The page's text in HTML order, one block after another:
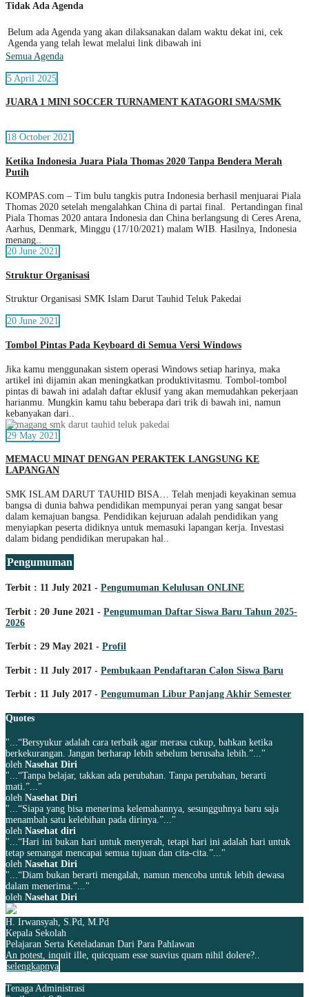
Tidak Ada Agenda
Belum ada Agenda yang akan dilaksanakan dalam waktu dekat ini, cek
Agenda yang telah lewat melalui link dibawah ini
Semua Agenda
5 April 2025
JUARA 1 MINI SOCCER TURNAMENT KATAGORI SMA/SMK
18 October 2021
Ketika Indonesia Juara Piala Thomas 2020 Tanpa Bendera Merah
Putih
KOMPAS.com – Tim bulu tangkis putra Indonesia berhasil menjuarai Piala
Thomas 2020 setelah mengalahkan China di partai final. Pertandingan final
Piala Thomas 2020 antara Indonesia dan China berlangsung di Ceres Arena,
Aarhus, Denmark, Minggu (17/10/2021) malam WIB. Hasilnya, Indonesia
menang..
20 June 2021
Struktur Organisasi
Struktur Organisasi SMK Islam Darut Tauhid Teluk Pakedai
20 June 2021
Tombol Pintas Pada Keyboard di Semua Versi Windows
Jika kamu menggunakan sistem operasi Windows setiap harinya, maka
artikel ini dijamin akan meningkatkan produktivitasmu. Tombol-tombol
pintas di bawah ini adalah daftar eklusif yang akan memudahkan pekerjaan
harianmu. Mungkin kamu tahu beberapa dari trik di bawah ini, namun
kebanyakan dari..
29 May 2021
MEMACU MINAT DENGAN PERAKTEK LANGSUNG KE
LAPANGAN
SMK ISLAM DARUT TAUHID BISA… Telah menjadi keyakinan semua
bangsa di dunia bahwa pendidikan mempunyai peran yang sangat besar
dalam kemajuan bangsa. Pendidikan kejuruan adalah pendidikan yang
menyiapkan peserta didiknya untuk memasuki lapangan kerja. Investasi
dalam bidang pendidikan merupakan hal..
Pengumuman
Terbit : 11 July 2021 - Pengumuman Kelulusan ONLINE
Terbit : 20 June 2021 - Pengumuman Daftar Siswa Baru Tahun 2025-
2026
Terbit : 29 May 2021 - Profil
Terbit : 11 July 2017 - Pembukaan Pendaftaran Calon Siswa Baru
Terbit : 11 July 2017 - Pengumuman Libur Panjang Akhir Semester
Quotes
"...“Bersyukur adalah cara terbaik agar merasa cukup, bahkan ketika
berkekurangan. Jangan berharap lebih sebelum berusaha lebih.”..."
oleh Nasehat Diri
"...“Tanpa belajar, takkan ada perubahan. Tanpa perubahan, berarti
mati.”..."
oleh Nasehat Diri
"...“Siapa yang bisa menerima kelemahannya, sesungguhnya baru saja
menambah satu kelebihan pada dirinya.”..."
oleh Nasehat diri
"...“Hari ini bukan hari untuk menyerah, tetapi hari ini adalah hari untuk
tetap semangat mencapai semua tujuan dan cita-cita.”..."
oleh Nasehat Diri
"...“Diam bukan berarti mengalah, namun mencoba untuk lebih dewasa
dalam menerima.”..."
oleh Nasehat Diri
H. Irwansyah, S.Pd, M.Pd
Kepala Sekolah
Pelajaran Serta Keteladanan Dari Para Pahlawan
An potest, inquit ille, quicquam esse suavius quam nihil dolere?..
selengkapnya
Tenaga Administrasi